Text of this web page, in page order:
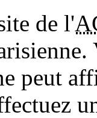
de l'
peut